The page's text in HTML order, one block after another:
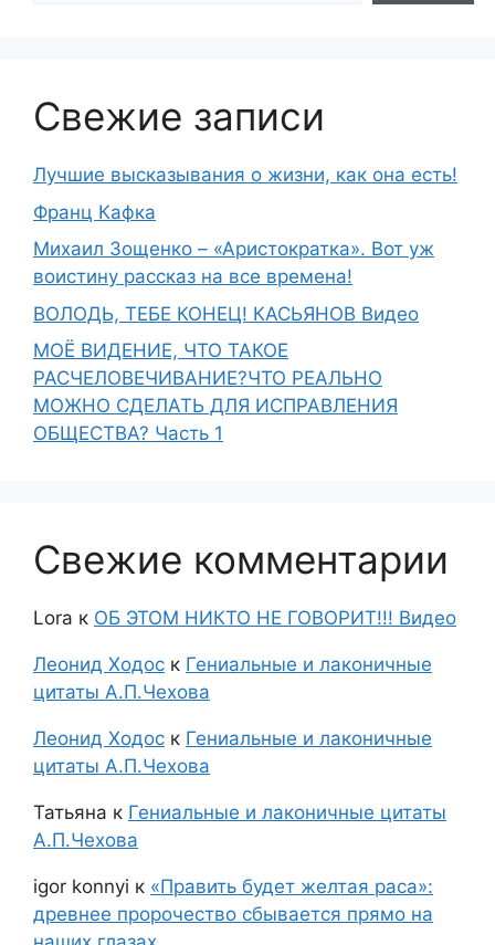
Свежие записи
Лучшие высказывания о жизни, как она есть!
Франц Кафка
Михаил Зощенко – «Аристократка». Вот уж
воистину рассказ на все времена!
ВОЛОДЬ, ТЕБЕ КОНЕЦ! КАСЬЯНОВ Видео
МОЁ ВИДЕНИЕ, ЧТО ТАКОЕ
РАСЧЕЛОВЕЧИВАНИЕ?ЧТО РЕАЛЬНО
МОЖНО СДЕЛАТЬ ДЛЯ ИСПРАВЛЕНИЯ
ОБЩЕСТВА? Часть 1
Свежие комментарии
Lora к ОБ ЭТОМ НИКТО НЕ ГОВОРИТ!!! Видео
Леонид Ходос к Гениальные и лаконичные
цитаты А.П.Чехова
Леонид Ходос к Гениальные и лаконичные
цитаты А.П.Чехова
Татьяна к Гениальные и лаконичные цитаты
А.П.Чехова
igor konnyi к «Править будет желтая раса»:
древнее пророчество сбывается прямо на